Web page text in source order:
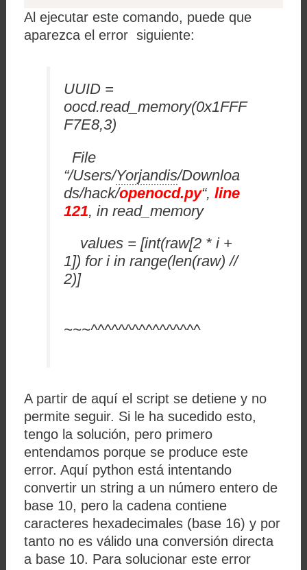
Al ejecutar este comando, puede que
aparezca el error siguiente:
UUID =
oocd.read_memory(0x1FFF
F7E8,3)
File
“/Users/Yorjandis/Downloa
ds/hack/openocd.py“, line
121, in read_memory
values = [int(raw[2 * i +
1]) for i in range(len(raw) //
2)]
~~~^^^^^^^^^^^^^^^^
A partir de aquí el script se detiene y no
permite seguir. Si le ha sucedido esto,
tengo la solución, pero primero
entendamos porque se produce este
error. Aquí python está intentando
convertir un string a un número entero de
base 10, pero la cadena contiene
caracteres hexadecimales (base 16) y por
tanto no es válido una conversión directa
a base 10. Para solucionar este error